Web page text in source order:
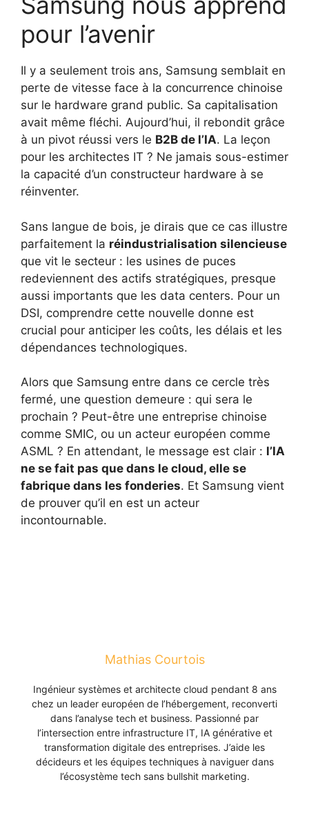
pour l’avenir
Il y a seulement trois ans, Samsung semblait en
perte de vitesse face à la concurrence chinoise
sur le hardware grand public. Sa capitalisation
avait même fléchi. Aujourd’hui, il rebondit grâce
à un pivot réussi vers le B2B de l’IA. La leçon
pour les architectes IT ? Ne jamais sous-estimer
la capacité d’un constructeur hardware à se
réinventer.
Sans langue de bois, je dirais que ce cas illustre
parfaitement la réindustrialisation silencieuse
que vit le secteur : les usines de puces
redeviennent des actifs stratégiques, presque
aussi importants que les data centers. Pour un
DSI, comprendre cette nouvelle donne est
crucial pour anticiper les coûts, les délais et les
dépendances technologiques.
Alors que Samsung entre dans ce cercle très
fermé, une question demeure : qui sera le
prochain ? Peut-être une entreprise chinoise
comme SMIC, ou un acteur européen comme
ASML ? En attendant, le message est clair : l’IA
ne se fait pas que dans le cloud, elle se
fabrique dans les fonderies. Et Samsung vient
de prouver qu’il en est un acteur
incontournable.
Mathias Courtois
Ingénieur systèmes et architecte cloud pendant 8 ans
chez un leader européen de l’hébergement, reconverti
dans l’analyse tech et business. Passionné par
l’intersection entre infrastructure IT, IA générative et
transformation digitale des entreprises. J’aide les
décideurs et les équipes techniques à naviguer dans
l’écosystème tech sans bullshit marketing.